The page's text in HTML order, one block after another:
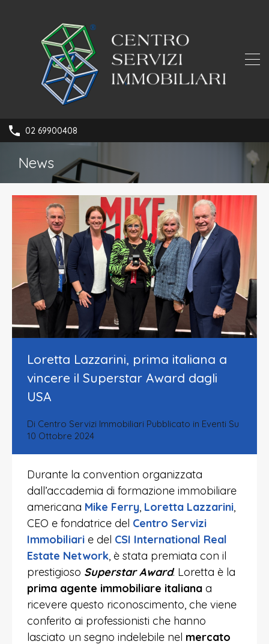
02 69900408
News
Loretta Lazzarini, prima italiana a
vincere il Superstar Award dagli
USA
Di Centro Servizi Immobiliari Pubblicato in Eventi Su
10 Ottobre 2024
Durante la convention organizzata
dall’accademia di formazione immobiliare
americana Mike Ferry, Loretta Lazzarini,
CEO e fondatrice del Centro Servizi
Immobiliari e del CSI International Real
Estate Network, è stata premiata con il
prestigioso Superstar Award. Loretta è la
prima agente immobiliare italiana a
ricevere questo riconoscimento, che viene
conferito ai professionisti che hanno
lasciato un segno indelebile nel mercato